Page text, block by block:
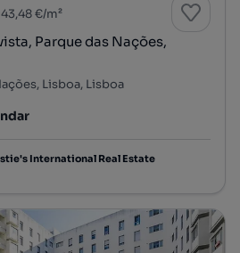
€/m²
Parque das Nações,
Lisboa, Lisboa
International Real Estate